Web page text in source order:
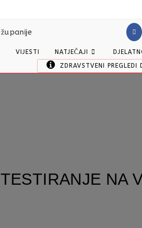
VIJESTI NATJEČAJI
ZDRAVSTVENI
TESTIRANJE NA